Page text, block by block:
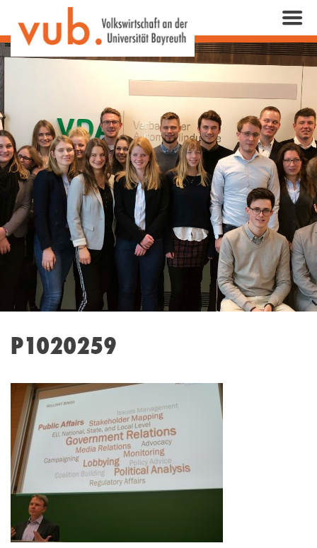
P1020259